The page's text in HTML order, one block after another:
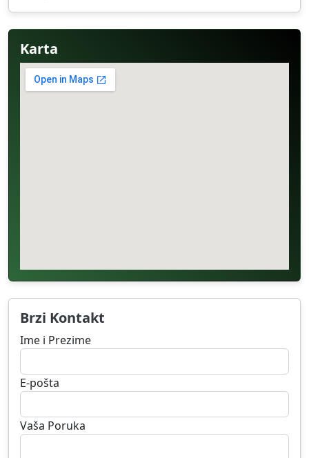
Karta
Brzi Kontakt
Ime i Prezime
E-pošta
Vaša Poruka